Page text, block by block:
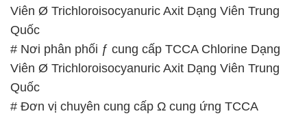
Viên Ø Trichloroisocyanuric Axit Dạng Viên Trung
Quốc
# Nơi phân phối ƒ cung cấp TCCA Chlorine Dạng
Viên Ø Trichloroisocyanuric Axit Dạng Viên Trung
Quốc
# Đơn vị chuyên cung cấp Ω cung ứng TCCA